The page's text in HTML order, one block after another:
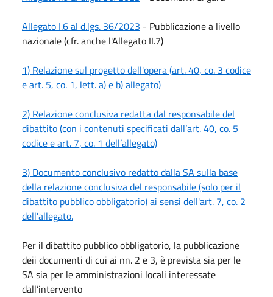
Allegato I.6 al d.lgs. 36/2023 - Pubblicazione a livello
nazionale (cfr. anche l'Allegato II.7)
1) Relazione sul progetto dell'opera (art. 40, co. 3 codice
e art. 5, co. 1, lett. a) e b) allegato)
2) Relazione conclusiva redatta dal responsabile del
dibattito (con i contenuti specificati dall’art. 40, co. 5
codice e art. 7, co. 1 dell’allegato)
3) Documento conclusivo redatto dalla SA sulla base
della relazione conclusiva del responsabile (solo per il
dibattito pubblico obbligatorio) ai sensi dell'art. 7, co. 2
dell'allegato.
Per il dibattito pubblico obbligatorio, la pubblicazione
deii documenti di cui ai nn. 2 e 3, è prevista sia per le
SA sia per le amministrazioni locali interessate
dall’intervento